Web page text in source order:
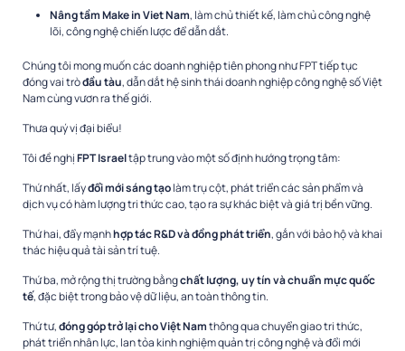
Nâng tầm Make in Viet Nam, làm chủ thiết kế, làm chủ công nghệ
lõi, công nghệ chiến lược để dẫn dắt.
Chúng tôi mong muốn các doanh nghiệp tiên phong như FPT tiếp tục
đóng vai tròđầu tàu, dẫn dắt hệ sinh thái doanh nghiệp công nghệ số Việt
Nam cùng vươn ra thế giới.
Thưa quý vị đại biểu!
Tôi đề nghịFPT Israeltập trung vào một số định hướng trọng tâm:
Thứ nhất, lấyđổi mới sáng tạolàm trụ cột, phát triển các sản phẩm và
dịch vụ có hàm lượng tri thức cao, tạo ra sự khác biệt và giá trị bền vững.
Thứ hai, đẩy mạnhhợp tác R&D và đồng phát triển, gắn với bảo hộ và khai
thác hiệu quả tài sản trí tuệ.
Thứ ba, mở rộng thị trường bằngchất lượng, uy tín và chuẩn mực quốc
tế, đặc biệt trong bảo vệ dữ liệu, an toàn thông tin.
Thứ tư,đóng góp trở lại cho Việt Namthông qua chuyển giao tri thức,
phát triển nhân lực, lan tỏa kinh nghiệm quản trị công nghệ và đổi mới